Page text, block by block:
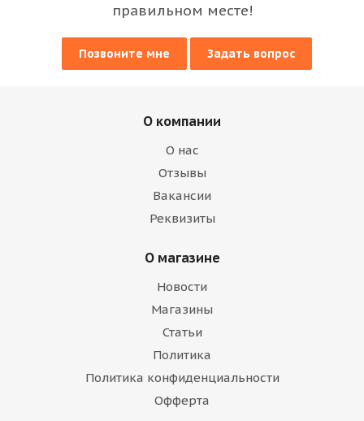
правильном месте!
Позвоните мне Задать вопрос
О компании
О нас
Отзывы
Вакансии
Реквизиты
О магазине
Новости
Магазины
Статьи
Политика
Политика конфиденциальности
Офферта